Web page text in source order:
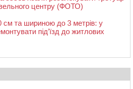
центру (ФОТО)
см та шириною до 3 метрів: у
під’їзд до житлових